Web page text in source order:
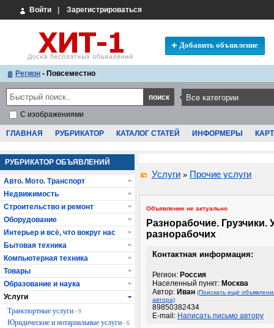
Войти Зарегистрироваться
Добавить объявление
Регион - Повсеместно
С изображениями
ГЛАВНАЯ РУБРИКАТОР КАТАЛОГ СТАТЕЙ ИНФОРМЕРЫ
Услуги » Прочие услуги
Объявление не актуально
Разнорабочие. Грузчики.
разнорабочих
Контактная информация:
Регион: Россия
Населенный пункт: Москва
Автор: Иван (Поискать ещё
автора)
89850382434
E-mail: Написать письмо автору
РУБРИКАТОР ОБЪЯВЛЕНИЙ
Авто. Мото. Транспорт
Недвижимость
Строительство и ремонт
Оборудование
Интерьер и всё, что вокруг нас
Бытовая техника
Компьютерная техника
Товары
Образование и наука
Услуги
Транспортные услуги - 9
Юридические и нотариальные услуги - 6